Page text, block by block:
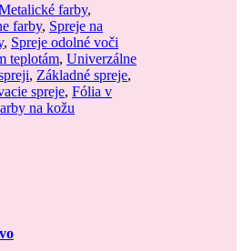
farby,
farby, Spreje na
, Spreje odolné voči
teplotám, Univerzálne
, Základné spreje,
spreje, Fólia v
na kožu